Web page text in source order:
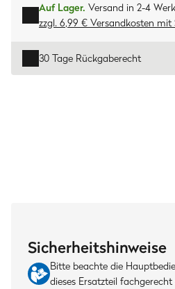
Auf Lager. Versand in 2-4
zzgl. 6,99 € Versandkosten mit
30 Tage Rückgaberecht
Sicherheitshinweise
Bitte beachte die
dieses Ersatzteil